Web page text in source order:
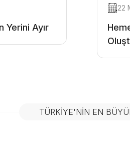
Yerini Ayır
22
TÜRKIYE'NIN EN